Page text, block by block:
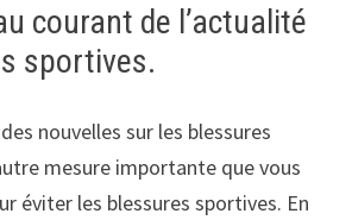
courant de l’actualité
sportives.
nouvelles sur les blessures
mesure importante que vous
éviter les blessures sportives. En